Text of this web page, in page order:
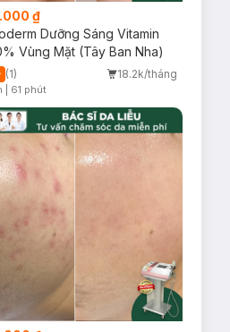
₫
Sáng Vitamin
Vùng Mặt (Tây Ban Nha)
(1) 18.2k/tháng
Gray Icon
61 phút